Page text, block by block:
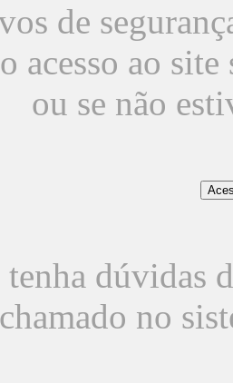
de
acesso ao
ou se não
dúvidas
no